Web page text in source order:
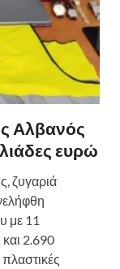
Αλβανός
ευρώ
ζυγαριά
με 11
2.690